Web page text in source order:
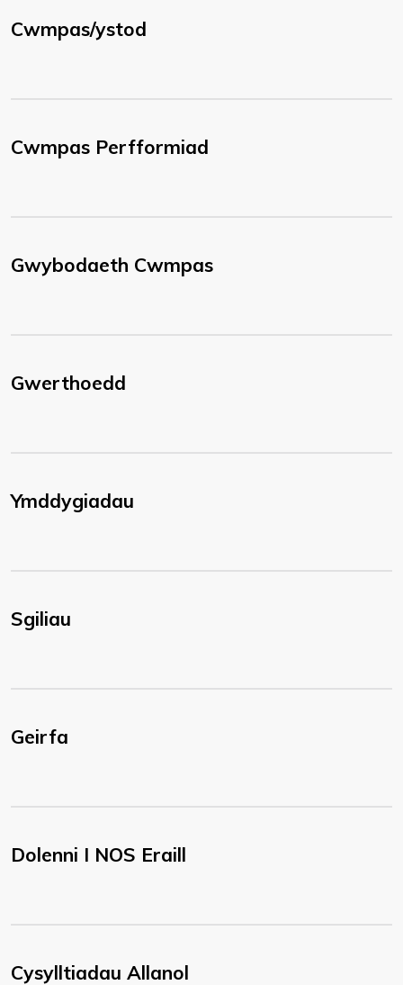
Cwmpas/ystod
Cwmpas Perfformiad
Gwybodaeth Cwmpas
Gwerthoedd
Ymddygiadau
Sgiliau
Geirfa
Dolenni I NOS Eraill
Cysylltiadau Allanol